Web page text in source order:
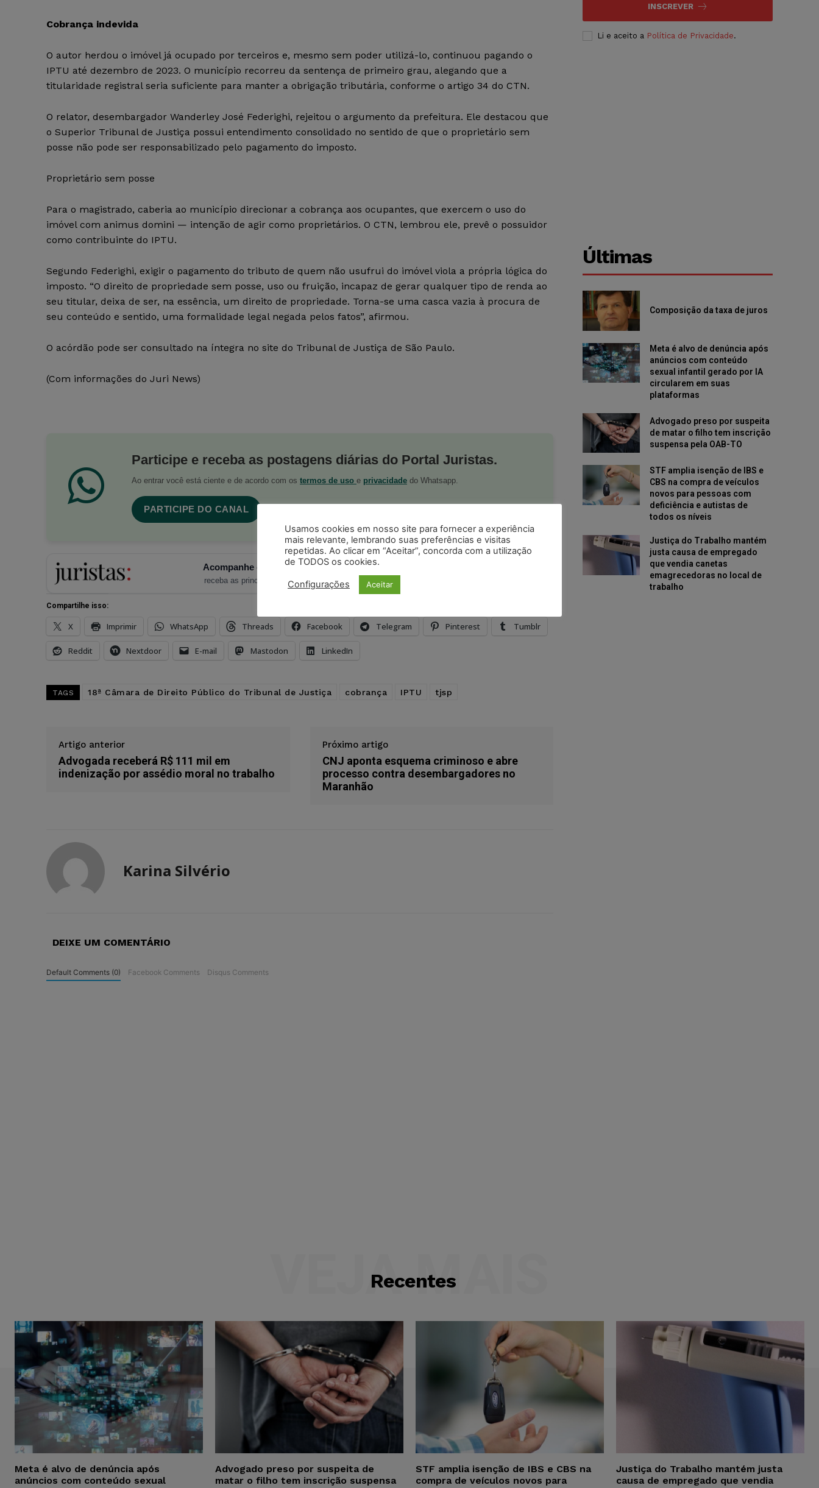
Cobrança indevida
O autor herdou o imóvel já ocupado por terceiros e, mesmo sem poder utilizá-lo, continuou pagando o
IPTU até dezembro de 2023. O município recorreu da sentença de primeiro grau, alegando que a
titularidade registral seria suficiente para manter a obrigação tributária, conforme o artigo 34 do CTN.
O relator, desembargador Wanderley José Federighi, rejeitou o argumento da prefeitura. Ele destacou que
o Superior Tribunal de Justiça possui entendimento consolidado no sentido de que o proprietário sem
posse não pode ser responsabilizado pelo pagamento do imposto.
Proprietário sem posse
Para o magistrado, caberia ao município direcionar a cobrança aos ocupantes, que exercem o uso do
imóvel com animus domini — intenção de agir como proprietários. O CTN, lembrou ele, prevê o possuidor
como contribuinte do IPTU.
Segundo Federighi, exigir o pagamento do tributo de quem não usufrui do imóvel viola a própria lógica do
imposto. “O direito de propriedade sem posse, uso ou fruição, incapaz de gerar qualquer tipo de renda ao
seu titular, deixa de ser, na essência, um direito de propriedade. Torna-se uma casca vazia à procura de
seu conteúdo e sentido, uma formalidade legal negada pelos fatos”, afirmou.
O acórdão pode ser consultado na íntegra no site do Tribunal de Justiça de São Paulo.
(Com informações do Juri News)
Participe e receba as postagens diárias do Portal Juristas.
Ao entrar você está ciente e de acordo com os termos de uso e privacidade do Whatsapp.
PARTICIPE DO CANAL
Acompanhe o Juristas no Google News
receba as principais notícias jurídicas do Brasil
Compartilhe isso:
X Imprimir WhatsApp Threads Facebook Telegram Pinterest Tumblr
Reddit Nextdoor E-mail Mastodon LinkedIn
TAGS 18ª Câmara de Direito Público do Tribunal de Justiça cobrança IPTU tjsp
Artigo anterior
Advogada receberá R$ 111 mil em
indenização por assédio moral no trabalho
Próximo artigo
CNJ aponta esquema criminoso e abre
processo contra desembargadores no
Maranhão
Karina Silvério
DEIXE UM COMENTÁRIO
Default Comments (0) Facebook Comments Disqus Comments
INSCREVER
Li e aceito a Política de Privacidade.
Últimas
Composição da taxa de juros
Meta é alvo de denúncia após
anúncios com conteúdo
sexual infantil gerado por IA
circularem em suas
plataformas
Advogado preso por suspeita
de matar o filho tem inscrição
suspensa pela OAB-TO
STF amplia isenção de IBS e
CBS na compra de veículos
novos para pessoas com
deficiência e autistas de
todos os níveis
Justiça do Trabalho mantém
justa causa de empregado
que vendia canetas
emagrecedoras no local de
trabalho
Recentes
VEJA MAIS
Meta é alvo de denúncia após
anúncios com conteúdo sexual
Advogado preso por suspeita de
matar o filho tem inscrição suspensa
STF amplia isenção de IBS e CBS na
compra de veículos novos para
Justiça do Trabalho mantém justa
causa de empregado que vendia
Usamos cookies em nosso site para fornecer a experiência
mais relevante, lembrando suas preferências e visitas
repetidas. Ao clicar em “Aceitar”, concorda com a utilização
de TODOS os cookies.
Configurações Aceitar